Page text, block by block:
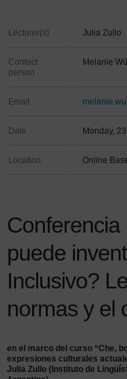
Lecturer(s) Julia Zullo
Contact
person
Melanie
Email
Date Monday,
Location Online
puede
Inclusivo?
normas y el
en el marco del curso “Che,
expresiones culturales
Julia Zullo (Instituto de